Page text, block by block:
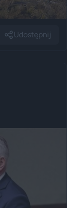
Udostępnij